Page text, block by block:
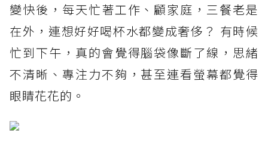
變快後，每天忙著工作、顧家庭，三餐老是
在外，連想好好喝杯水都變成奢侈？ 有時候
忙到下午，真的會覺得腦袋像斷了線，思緒
不清晰、專注力不夠，甚至連看螢幕都覺得
眼睛花花的。